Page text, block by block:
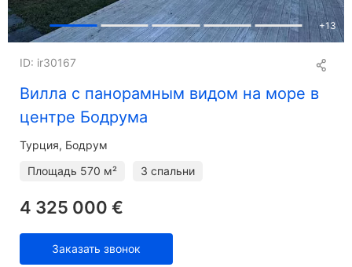
+13
Вилла с панорамным видом на море в
центре Бодрума
ID: ir30167
Турция, Бодрум
Площадь 570 м² 3 спальни
4 325 000 €
Заказать звонок